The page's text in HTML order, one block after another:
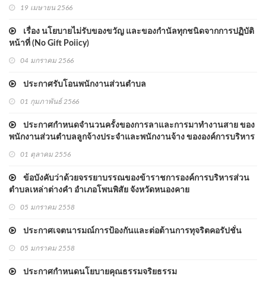
19 เมษายน 2566
เรื่อง นโยบายไม่รับของขวัญ และของกำนัลทุกชนิดจากการปฏิบัติ
หน้าที่ (No Gift Poiicy)
04 มกราคม 2566
ประกาศรับโอนพนักงานส่วนตำบล
01 กุมภาพันธ์ 2566
ประกาศกำหนดจำนวนครั้งของการลาและการมาทำงานสาย ของ
พนักงานส่วนตำบลลูกจ้างประจำและพนักงานจ้าง ขององค์การบริหาร
01 ตุลาคม 2556
ข้อบังคับว่าด้วยจรรยาบรรณของข้าราชการองค์การบริหารส่วน
ตำบลเหล่าต่างคำ อำเภอโพนพิสัย จังหวัดหนองคาย
05 มกราคม 2558
ประกาศเจตนารมณ์การป้องกันและต่อต้านการทุจริตคอรัปชั่น
05 มกราคม 2558
ประกาศกำหนดนโยบายคุณธรรมจริยธรรม